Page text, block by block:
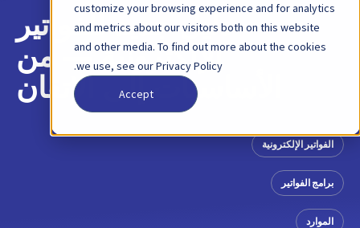
customize your browsing experience and for analytics
and metrics about our visitors both on this website
and other media. To find out more about the cookies
we use, see our Privacy Policy.
Accept
دليل جديد للفواتير
الإلكترونية — من
الأساسيات إلى الإتقان
الفواتير الإلكترونية
برامج الفواتير
الموارد